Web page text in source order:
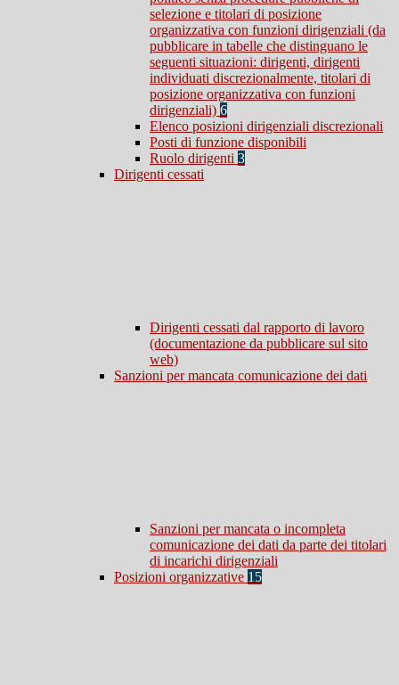
selezione e titolari di posizione
organizzativa con funzioni dirigenziali (da
pubblicare in tabelle che distinguano le
seguenti situazioni: dirigenti, dirigenti
individuati discrezionalmente, titolari di
posizione organizzativa con funzioni
dirigenziali) 6
Elenco posizioni dirigenziali discrezionali
Posti di funzione disponibili
Ruolo dirigenti 3
Dirigenti cessati
Dirigenti cessati dal rapporto di lavoro
(documentazione da pubblicare sul sito
web)
Sanzioni per mancata comunicazione dei dati
Sanzioni per mancata o incompleta
comunicazione dei dati da parte dei titolari
di incarichi dirigenziali
Posizioni organizzative 15